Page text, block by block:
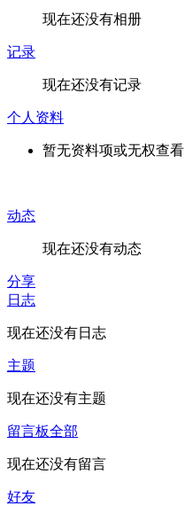
现在还没有相册
记录
现在还没有记录
个人资料
暂无资料项或无权查看
动态
现在还没有动态
分享
日志
现在还没有日志
主题
现在还没有主题
留言板全部
现在还没有留言
好友